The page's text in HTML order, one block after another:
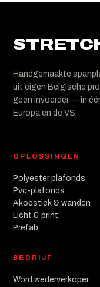
Handgemaakte
uit eigen Belgische
geen invoerder — in
Europa en de VS.
OPLOSSINGEN
Polyester plafonds
Pvc-plafonds
Akoestiek & wanden
Licht & print
Prefab
BEDRIJF
Word wederverkoper